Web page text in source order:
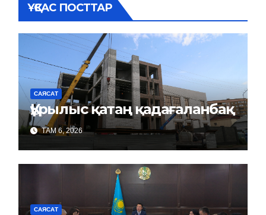
ҰҚСАС ПОСТТАР
САЯСАТ
Құрылыс қатаң қадағаланбақ
ТАМ 6, 2026
САЯСАТ